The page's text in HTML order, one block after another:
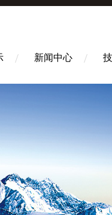
新闻中心